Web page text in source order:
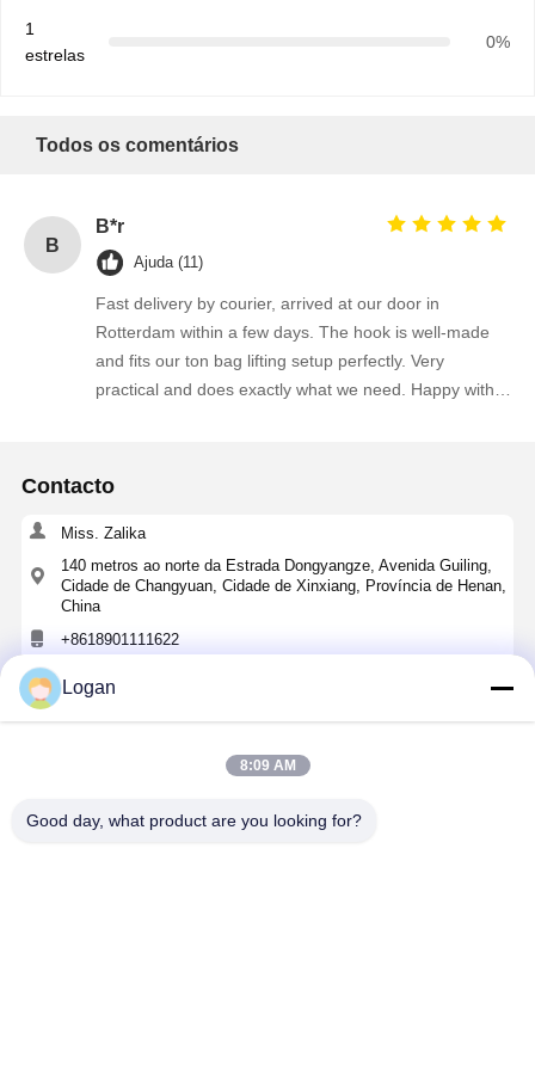
1
estrelas
0%
Todos os comentários
B
B*r
Ajuda (11)
Fast delivery by courier, arrived at our door in
Rotterdam within a few days. The hook is well-made
and fits our ton bag lifting setup perfectly. Very
practical and does exactly what we need. Happy with
Contacto
Miss. Zalika
140 metros ao norte da Estrada Dongyangze, Avenida Guiling,
Cidade de Changyuan, Cidade de Xinxiang, Província de Henan,
China
+8618901111622
Logan
8:09 AM
Good day, what product are you looking for?